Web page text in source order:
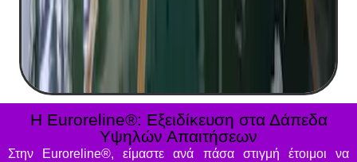
Η Euroreline®: Εξειδίκευση στα Δάπεδα
Υψηλών Απαιτήσεων
Στην Euroreline®, είμαστε ανά πάσα στιγμή έτοιμοι να